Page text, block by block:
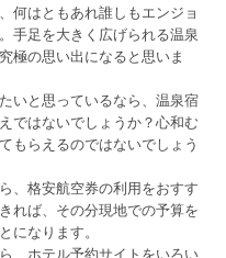
何はともあれ誰しもエンジョ
手足を大きく広げられる温泉
極の思い出になると思いま
いと思っているなら、温泉宿
ではないでしょうか？心和む
もらえるのではないでしょう
、格安航空券の利用をおすす
れば、その分現地での予算を
になります。
、ホテル予約サイトをいろい